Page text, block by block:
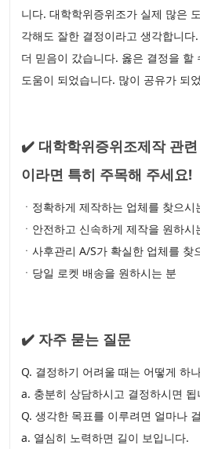
니다. 대학학위증위조가 실제 많은
각해도 잘한 결정이라고 생각합니
더 믿음이 갔습니다. 옳은 결정을 할
도움이 되었습니다. 많이 공유가 되
✔️ 대학학위증위조제작 관
이라면 특히 주목해 주세요!
ㆍ정확하게 제작하는 업체를 찾으시
ㆍ안전하고 신속하게 제작을 원하시
ㆍ사후관리 A/S가 확실한 업체를 찾
ㆍ당일 로켓 배송을 원하시는 분
✔️ 자주 묻는 질문
Q. 결정하기 어려울 때는 어떻게 하
a. 충분히 상담하시고 결정하시면 됩
Q. 생각한 목표를 이루려면 얼마나
a. 열심히 노력하면 길이 보입니다.